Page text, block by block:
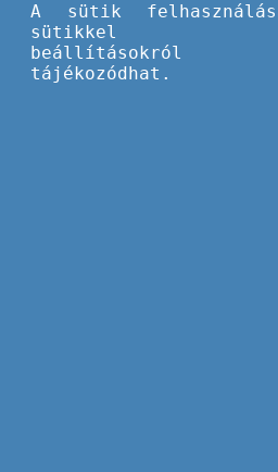
Úgy érzed, hátrányból
keresésében? Anyagi
kihívások, földrajzi távolság
tűnik elérhetetlennek egy
Eurodesk magyar
brossúrája segít abban,
A sütik
sütikkel
beállításokról
tájékozódhat.